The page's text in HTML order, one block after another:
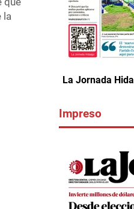
la
La Jornada
Impreso